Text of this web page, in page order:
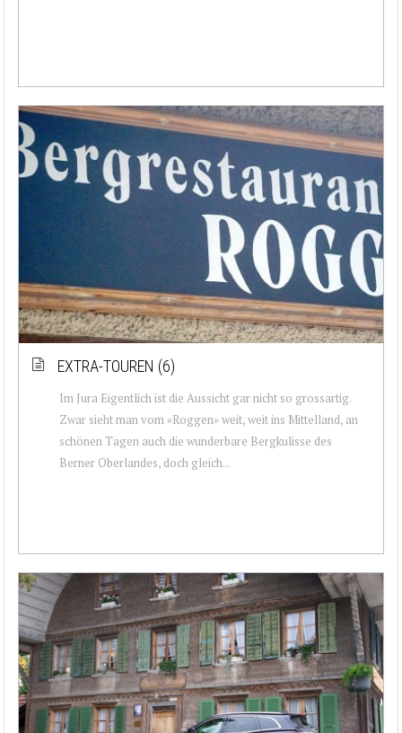
EXTRA-TOUREN (6)
Im Jura Eigentlich ist die Aussicht gar nicht so grossartig.
Zwar sieht man vom «Roggen» weit, weit ins Mittelland, an
schönen Tagen auch die wunderbare Bergkulisse des
Berner Oberlandes, doch gleich...